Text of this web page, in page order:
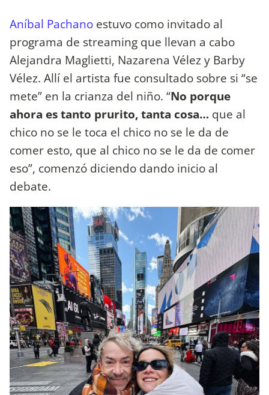
Aníbal Pachano estuvo como invitado al
programa de streaming que llevan a cabo
Alejandra Maglietti, Nazarena Vélez y Barby
Vélez. Allí el artista fue consultado sobre si “se
mete” en la crianza del niño. “No porque
ahora es tanto prurito, tanta cosa… que al
chico no se le toca el chico no se le da de
comer esto, que al chico no se le da de comer
eso”, comenzó diciendo dando inicio al
debate.